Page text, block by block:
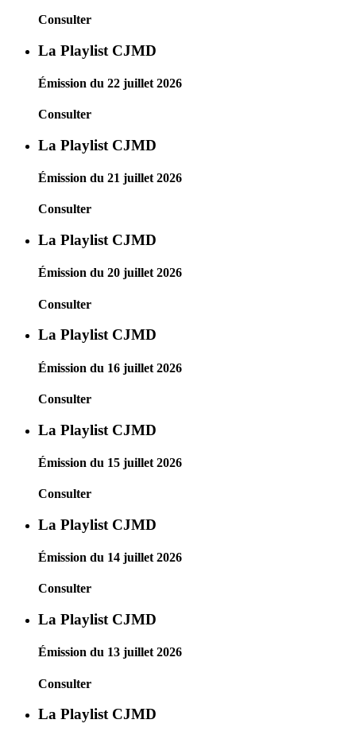
Consulter
La Playlist CJMD
Émission du 22 juillet 2026
Consulter
La Playlist CJMD
Émission du 21 juillet 2026
Consulter
La Playlist CJMD
Émission du 20 juillet 2026
Consulter
La Playlist CJMD
Émission du 16 juillet 2026
Consulter
La Playlist CJMD
Émission du 15 juillet 2026
Consulter
La Playlist CJMD
Émission du 14 juillet 2026
Consulter
La Playlist CJMD
Émission du 13 juillet 2026
Consulter
La Playlist CJMD